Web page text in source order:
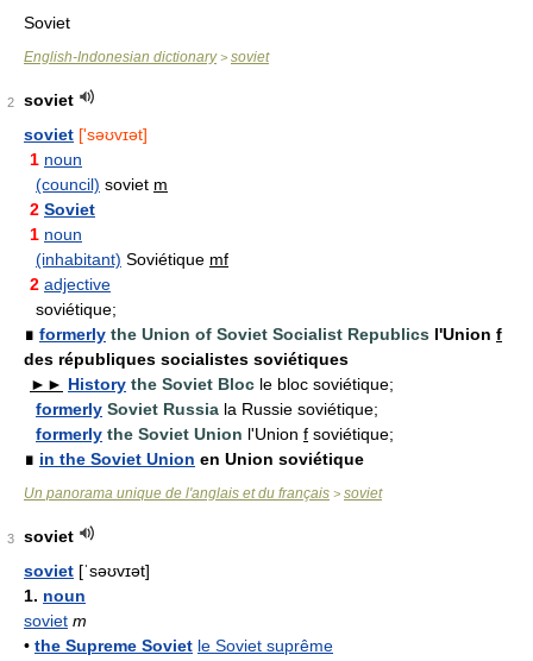
Soviet
English-Indonesian dictionary> soviet
2
soviet
soviet ['səʊvɪət]
1 noun
(council) soviet m
2 Soviet
1 noun
(inhabitant) Soviétique mf
2 adjective
soviétique;
∎ formerly the Union of Soviet Socialist Republics l'Union f
des républiques socialistes soviétiques
►► History the Soviet Bloc le bloc soviétique;
formerly Soviet Russia la Russie soviétique;
formerly the Soviet Union l'Union f soviétique;
∎ in the Soviet Union en Union soviétique
Un panorama unique de l'anglais et du français > soviet
3
soviet
soviet [ˈsəʊvɪət]
1. noun
soviet m
• the Supreme Soviet le Soviet suprême